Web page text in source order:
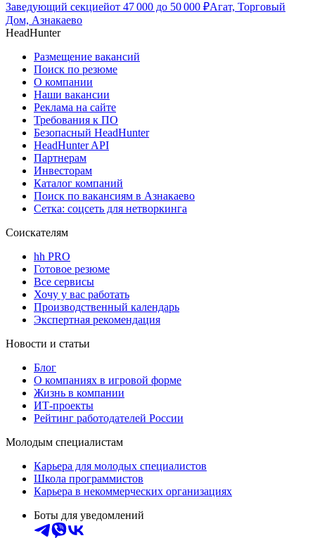
Заведующий секциейот 47 000 до 50 000 ₽Агат, Торговый
Дом, Азнакаево
HeadHunter
Размещение вакансий
Поиск по резюме
О компании
Наши вакансии
Реклама на сайте
Требования к ПО
Безопасный HeadHunter
HeadHunter API
Партнерам
Инвесторам
Каталог компаний
Поиск по вакансиям в Азнакаево
Сетка: соцсеть для нетворкинга
Соискателям
hh PRO
Готовое резюме
Все сервисы
Хочу у вас работать
Производственный календарь
Экспертная рекомендация
Новости и статьи
Блог
О компаниях в игровой форме
Жизнь в компании
ИТ-проекты
Рейтинг работодателей России
Молодым специалистам
Карьера для молодых специалистов
Школа программистов
Карьера в некоммерческих организациях
Боты для уведомлений